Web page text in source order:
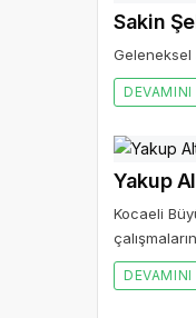
Sakin
Geleneksel
DEVAMINI
Yakup
Kocaeli
DEVAMINI